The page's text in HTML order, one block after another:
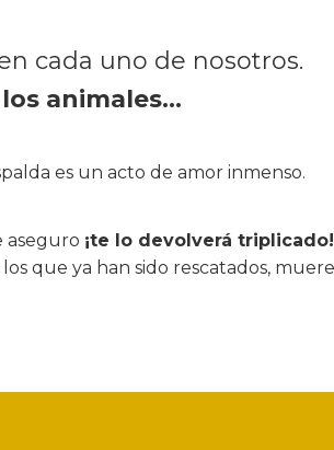
cada uno de nosotros.
los animales…
es un acto de amor inmenso.
aseguro ¡te lo devolverá triplicado!
que ya han sido rescatados,